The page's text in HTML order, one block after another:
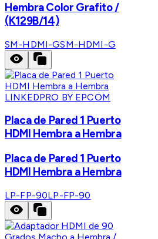
Hembra Color Grafito /
(K129B/14)
SM-HDMI-GSM-HDMI-G
LINKEDPRO BY EPCOM
Placa de Pared 1 Puerto
HDMI Hembra a Hembra
Placa de Pared 1 Puerto
HDMI Hembra a Hembra
LP-FP-90LP-FP-90